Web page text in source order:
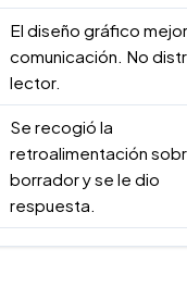
El diseño gráfico
comunicación. No
lector.
Se recogió la
retroalimentación
borrador y se le dio
respuesta.